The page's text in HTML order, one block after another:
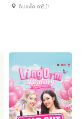
อิมแพ็ค อารีน่า